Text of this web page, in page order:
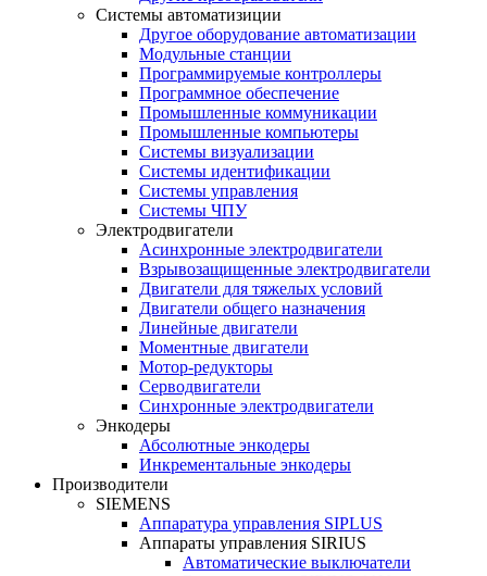
Системы автоматизиции
Другое оборудование автоматизации
Модульные станции
Программируемые контроллеры
Программное обеспечение
Промышленные коммуникации
Промышленные компьютеры
Системы визуализации
Системы идентификации
Системы управления
Системы ЧПУ
Электродвигатели
Асинхронные электродвигатели
Взрывозащищенные электродвигатели
Двигатели для тяжелых условий
Двигатели общего назначения
Линейные двигатели
Моментные двигатели
Мотор-редукторы
Серводвигатели
Синхронные электродвигатели
Энкодеры
Абсолютные энкодеры
Инкрементальные энкодеры
Производители
SIEMENS
Аппаратура управления SIPLUS
Аппараты управления SIRIUS
Автоматические выключатели